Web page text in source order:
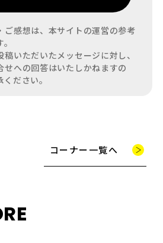
感想は、本サイトの運営の参考
いただいたメッセージに対し、
せへの回答はいたしかねますの
ださい。
コーナー一覧へ